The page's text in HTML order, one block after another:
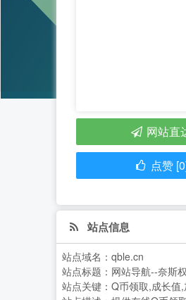
网站直
点赞
站点信息
站点域名： qble.cn
站点标题： 网站导航--奈斯
站点关键： Q币领取,成长值